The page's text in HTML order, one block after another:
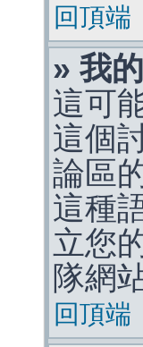
回頂端
» 我
這可
這個
論區
這種
立您
隊網
回頂端